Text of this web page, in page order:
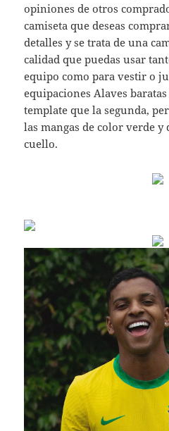
opiniones de otros
camiseta que deseas
detalles y se trata de una
calidad que puedas usar
equipo como para vestir o
equipaciones Alaves
template que la segunda,
las mangas de color verde y
cuello.